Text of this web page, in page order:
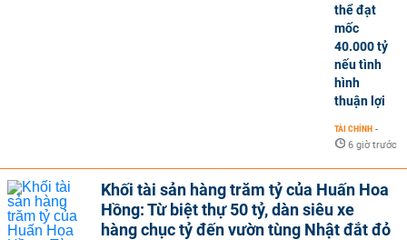
thể đạt
mốc
40.000 tỷ
nếu tình
hình
thuận lợi
TÀI CHÍNH -
6 giờ trước
Khối tài sản hàng trăm tỷ của Huấn Hoa
Hồng: Từ biệt thự 50 tỷ, dàn siêu xe
hàng chục tỷ đến vườn tùng Nhật đắt đỏ